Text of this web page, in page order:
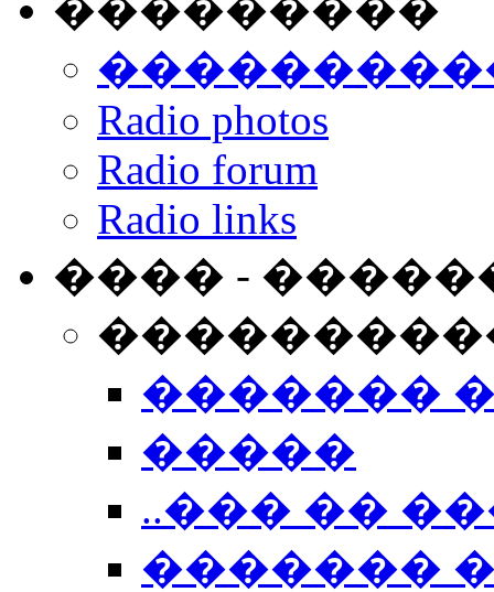
Radio photos
Radio forum
Radio links
���� -
�������
�����
..��� ��
�������